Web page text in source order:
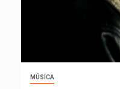
MÚSICA